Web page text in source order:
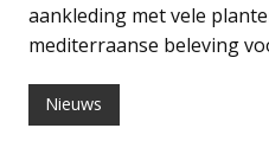
aankleding met vele
mediterraanse beleving
Nieuws